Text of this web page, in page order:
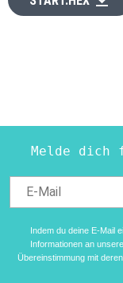
Melde dich
Indem du deine E-Mail
Informationen an
Übereinstimmung mit deren